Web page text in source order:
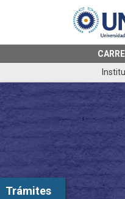
principal
Trámites